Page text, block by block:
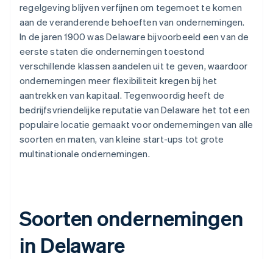
regelgeving blijven verfijnen om tegemoet te komen
aan de veranderende behoeften van ondernemingen.
In de jaren 1900 was Delaware bijvoorbeeld een van de
eerste staten die ondernemingen toestond
verschillende klassen aandelen uit te geven, waardoor
ondernemingen meer flexibiliteit kregen bij het
aantrekken van kapitaal. Tegenwoordig heeft de
bedrijfsvriendelijke reputatie van Delaware het tot een
populaire locatie gemaakt voor ondernemingen van alle
soorten en maten, van kleine start-ups tot grote
multinationale ondernemingen.
Soorten ondernemingen
in Delaware